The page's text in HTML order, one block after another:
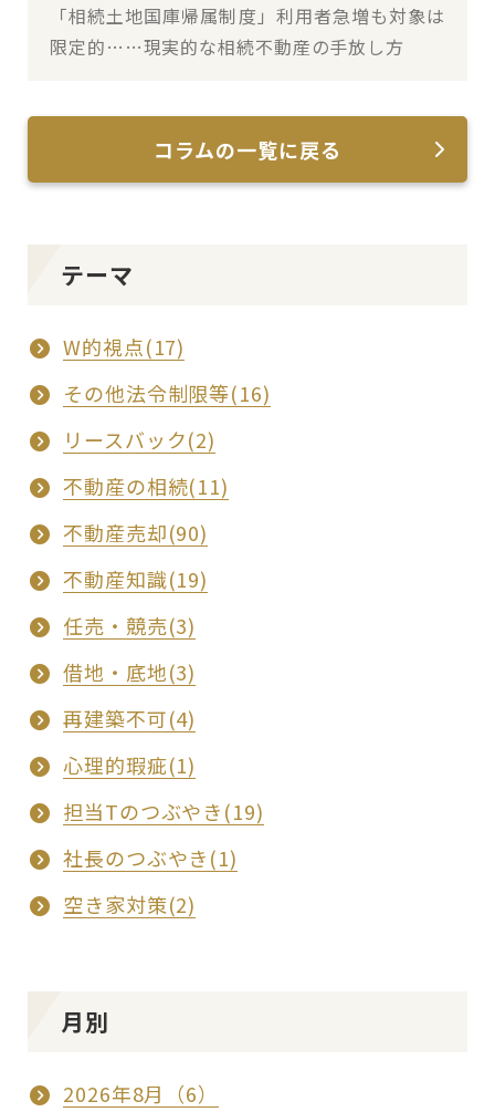
「相続土地国庫帰属制度」利用者急増も対象は
限定的……現実的な相続不動産の手放し方
コラムの一覧に戻る
テーマ
W的視点(17)
その他法令制限等(16)
リースバック(2)
不動産の相続(11)
不動産売却(90)
不動産知識(19)
任売・競売(3)
借地・底地(3)
再建築不可(4)
心理的瑕疵(1)
担当Tのつぶやき(19)
社長のつぶやき(1)
空き家対策(2)
月別
2026年8月（6）